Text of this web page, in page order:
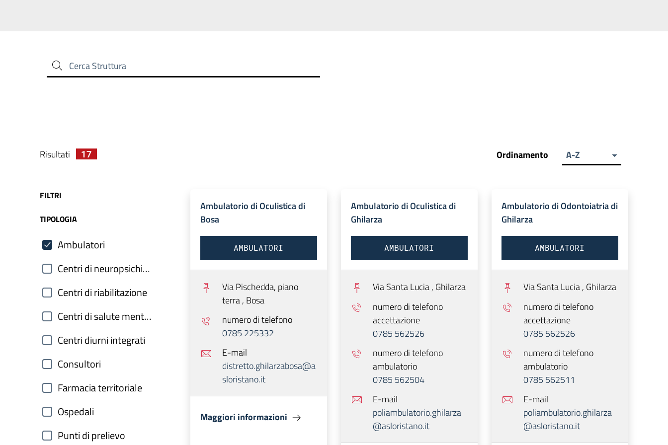
Cerca Struttura
Risultati 17 Ordinamento A-Z
FILTRI
TIPOLOGIA
Ambulatori
Centri di neuropsichiatria infantile
Centri di riabilitazione
Centri di salute mentale
Centri diurni integrati
Consultori
Farmacia territoriale
Ospedali
Punti di prelievo
Ambulatorio di Oculistica di
Bosa
AMBULATORI
Via Pischedda, piano
terra , Bosa
numero di telefono
0785 225332
E-mail
distretto.ghilarzabosa@a
sloristano.it
Maggiori informazioni
Ambulatorio di Oculistica di
Ghilarza
AMBULATORI
Via Santa Lucia , Ghilarza
numero di telefono
accettazione
0785 562526
numero di telefono
ambulatorio
0785 562504
E-mail
poliambulatorio.ghilarza
@asloristano.it
Ambulatorio di Odontoiatria di
Ghilarza
AMBULATORI
Via Santa Lucia , Ghilarza
numero di telefono
accettazione
0785 562526
numero di telefono
ambulatorio
0785 562511
E-mail
poliambulatorio.ghilarza
@asloristano.it